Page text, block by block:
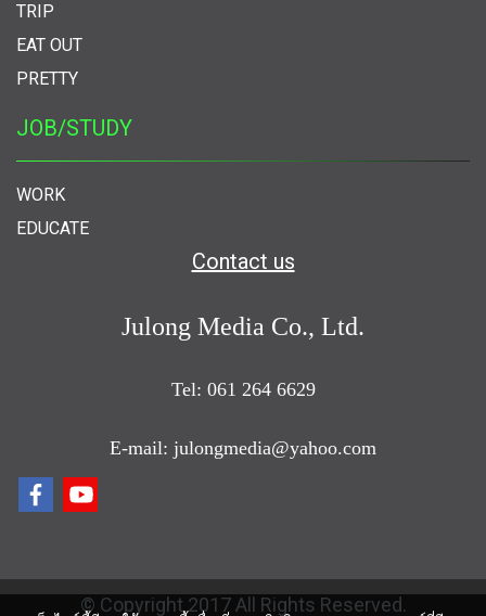
TRIP
EAT OUT
PRETTY
JOB/STUDY
WORK
EDUCATE
Contact us
Julong Media Co., Ltd.
Tel: 061 264 6629
E-mail: julongmedia@yahoo.com
© Copyright 2017 All Rights Reserved.